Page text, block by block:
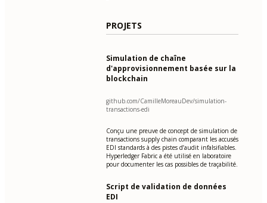
PROJETS
Simulation de chaîne
d'approvisionnement basée sur la
blockchain
github.com/CamilleMoreauDev/simulation-
transactions-edi
Conçu une preuve de concept de simulation de
transactions supply chain comparant les accusés
EDI standards à des pistes d’audit infalsifiables.
Hyperledger Fabric a été utilisé en laboratoire
pour documenter les cas possibles de traçabilité.
Script de validation de données
EDI